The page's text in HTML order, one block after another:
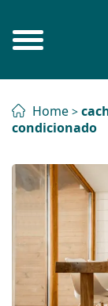
Home >
condicionado